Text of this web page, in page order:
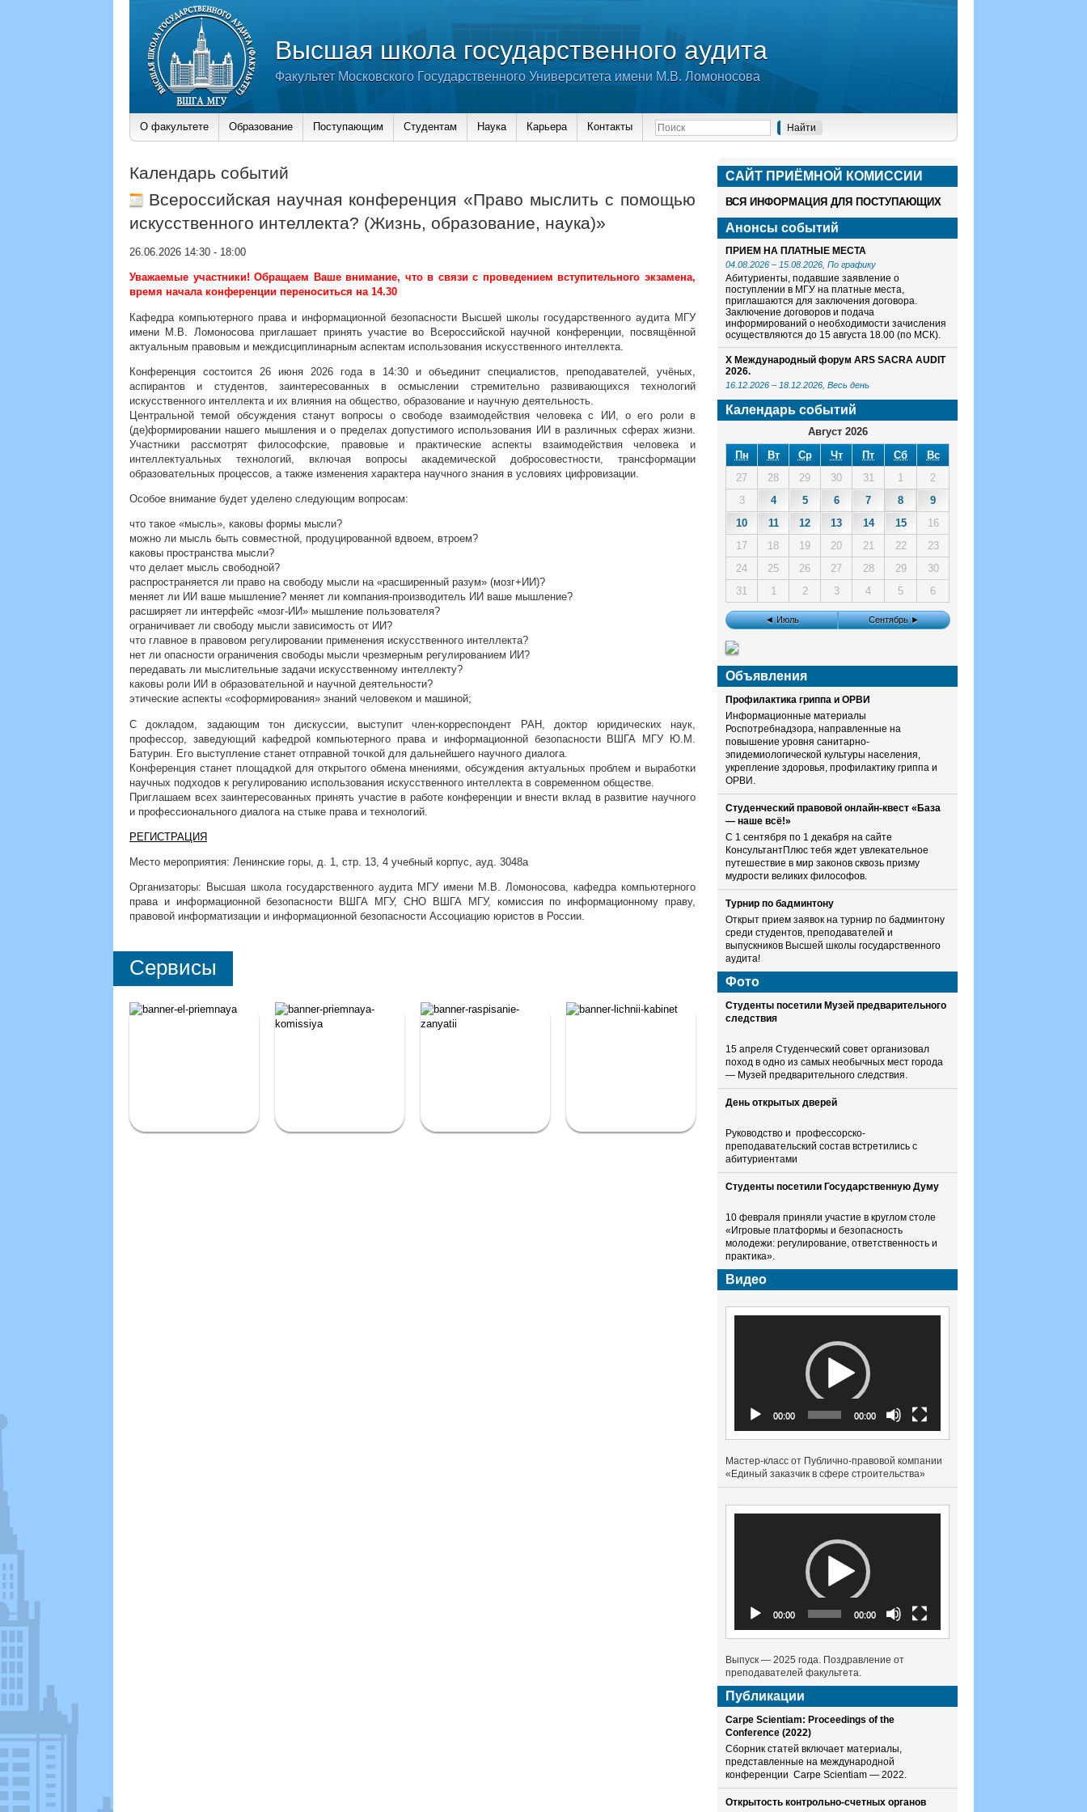
Высшая школа государственного аудита
Факультет Московского Государственного Университета имени М.В. Ломоносова
О факультете Образование Поступающим Студентам Наука Карьера Контакты
Календарь событий
Всероссийская научная конференция «Право мыслить с помощью
искусственного интеллекта? (Жизнь, образование, наука)»
26.06.2026 14:30 - 18:00
Уважаемые участники! Обращаем Ваше внимание, что в связи с проведением вступительного экзамена,
время начала конференции переноситься на 14.30
Кафедра компьютерного права и информационной безопасности Высшей школы государственного аудита МГУ
имени М.В. Ломоносова приглашает принять участие во Всероссийской научной конференции, посвящённой
актуальным правовым и междисциплинарным аспектам использования искусственного интеллекта.
Конференция состоится 26 июня 2026 года в 14:30 и объединит специалистов, преподавателей, учёных,
аспирантов и студентов, заинтересованных в осмыслении стремительно развивающихся технологий
искусственного интеллекта и их влияния на общество, образование и научную деятельность.
Центральной темой обсуждения станут вопросы о свободе взаимодействия человека с ИИ, о его роли в
(де)формировании нашего мышления и о пределах допустимого использования ИИ в различных сферах жизни.
Участники рассмотрят философские, правовые и практические аспекты взаимодействия человека и
интеллектуальных технологий, включая вопросы академической добросовестности, трансформации
образовательных процессов, а также изменения характера научного знания в условиях цифровизации.
Особое внимание будет уделено следующим вопросам:
что такое «мысль», каковы формы мысли?
можно ли мысль быть совместной, продуцированной вдвоем, втроем?
каковы пространства мысли?
что делает мысль свободной?
распространяется ли право на свободу мысли на «расширенный разум» (мозг+ИИ)?
меняет ли ИИ ваше мышление? меняет ли компания-производитель ИИ ваше мышление?
расширяет ли интерфейс «мозг-ИИ» мышление пользователя?
ограничивает ли свободу мысли зависимость от ИИ?
что главное в правовом регулировании применения искусственного интеллекта?
нет ли опасности ограничения свободы мысли чрезмерным регулированием ИИ?
передавать ли мыслительные задачи искусственному интеллекту?
каковы роли ИИ в образовательной и научной деятельности?
этические аспекты «соформирования» знаний человеком и машиной;
С докладом, задающим тон дискуссии, выступит член-корреспондент РАН, доктор юридических наук,
профессор, заведующий кафедрой компьютерного права и информационной безопасности ВШГА МГУ Ю.М.
Батурин. Его выступление станет отправной точкой для дальнейшего научного диалога.
Конференция станет площадкой для открытого обмена мнениями, обсуждения актуальных проблем и выработки
научных подходов к регулированию использования искусственного интеллекта в современном обществе.
Приглашаем всех заинтересованных принять участие в работе конференции и внести вклад в развитие научного
и профессионального диалога на стыке права и технологий.
РЕГИСТРАЦИЯ
Место мероприятия: Ленинские горы, д. 1, стр. 13, 4 учебный корпус, ауд. 3048а
Организаторы: Высшая школа государственного аудита МГУ имени М.В. Ломоносова, кафедра компьютерного
права и информационной безопасности ВШГА МГУ, СНО ВШГА МГУ, комиссия по информационному праву,
правовой информатизации и информационной безопасности Ассоциацию юристов в России.
Сервисы
САЙТ ПРИЁМНОЙ КОМИСCИИ
ВСЯ ИНФОРМАЦИЯ ДЛЯ ПОСТУПАЮЩИХ
Анонсы событий
ПРИЕМ НА ПЛАТНЫЕ МЕСТА
04.08.2026 – 15.08.2026 , По графику
Абитуриенты, подавшие заявление о
поступлении в МГУ на платные места,
приглашаются для заключения договора.
Заключение договоров и подача
информирований о необходимости зачисления
осуществляются до 15 августа 18.00 (по МСК).
X Международный форум ARS SACRA AUDIT
2026.
16.12.2026 – 18.12.2026 , Весь день
Календарь событий
Август 2026
Пн
Вт Ср Чт Пт Сб
Вс
27
28 29 30 31 1
2
3
4 5 6 7 8
9
10
11 12 13 14 15
16
17
18 19 20 21 22
23
24
25 26 27 28 29
30
31
1 2 3 4 5 6
◄ Июль Сентябрь ►
Объявления
Профилактика гриппа и ОРВИ
Информационные материалы
Роспотребнадзора, направленные на
повышение уровня санитарно-
эпидемиологической культуры населения,
укрепление здоровья, профилактику гриппа и
ОРВИ.
Студенческий правовой онлайн-квест «База
— наше всё!»
С 1 сентября по 1 декабря на сайте
КонсультантПлюс тебя ждет увлекательное
путешествие в мир законов сквозь призму
мудрости великих философов.
Турнир по бадминтону
Открыт прием заявок на турнир по бадминтону
среди студентов, преподавателей и
выпускников Высшей школы государственного
аудита!
Фото
Студенты посетили Музей предварительного
следствия
15 апреля Студенческий совет организовал
поход в одно из самых необычных мест города
— Музей предварительного следствия.
День открытых дверей
Руководство и профессорско-
преподавательский состав встретились с
абитуриентами
Студенты посетили Государственную Думу
10 февраля приняли участие в круглом столе
«Игровые платформы и безопасность
молодежи: регулирование, ответственность и
практика».
Видео
00:00 00:00
Мастер-класс от Публично-правовой компании
«Единый заказчик в сфере строительства»
00:00 00:00
Выпуск — 2025 года. Поздравление от
преподавателей факультета.
Публикации
Carpe Scientiam: Proceedings of the
Conference (2022)
Сборник статей включает материалы,
представленные на международной
конференции Carpe Scientiam — 2022.
Открытость контрольно-счетных органов